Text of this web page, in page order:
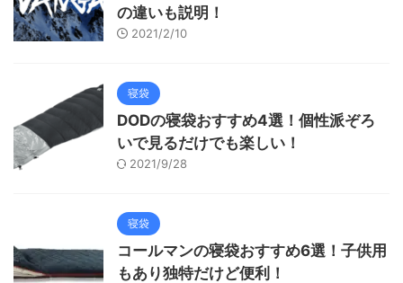
の違いも説明！
2021/2/10
寝袋
DODの寝袋おすすめ4選！個性派ぞろ
いで見るだけでも楽しい！
2021/9/28
寝袋
コールマンの寝袋おすすめ6選！子供用
もあり独特だけど便利！